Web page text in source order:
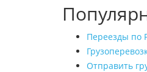
Переезды по
Отправить